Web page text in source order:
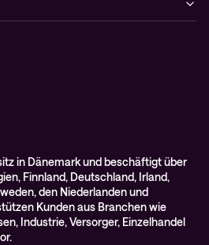
in Dänemark und beschäftigt über
Finnland, Deutschland, Irland,
den Niederlanden und
Kunden aus Branchen wie
Industrie, Versorger, Einzelhandel